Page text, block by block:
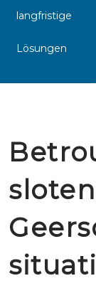
langfristige
Lösungen